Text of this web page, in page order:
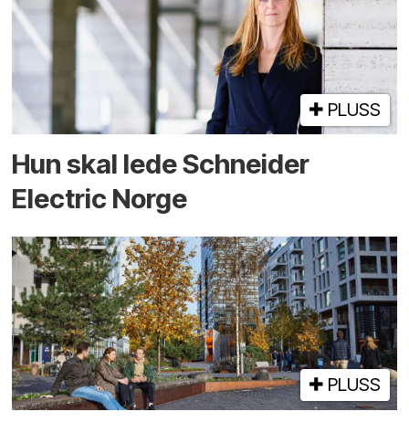
PLUSS
Hun skal lede Schneider
Electric Norge
PLUSS